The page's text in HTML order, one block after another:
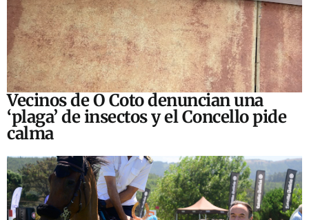
Vecinos de O Coto denuncian una
‘plaga’ de insectos y el Concello pide
calma